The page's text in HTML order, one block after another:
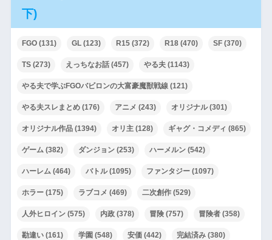
下)
FGO(131) GL(123) R15(372) R18(470) SF(370)
TS(273) えっちなお話(457) やる夫(1143)
やる夫で学ぶFGOバビロンの大富豪魔獣戦線(121)
やる夫スレまとめ(176) アニメ (243) オリジナル(301)
オリジナル作品(1394) オリ主(128) ギャグ・コメディ (865)
ゲーム (382) ダンジョン(253) ハーメルン(542)
ハーレム (464) バトル(1095) ファンタジー(1097)
ホラー(175) ラブコメ (469) 二次創作(529)
人外ヒロイン(575) 内政(378) 冒険(757) 冒険者(358)
勘違い(161) 学園 (548) 安価(442) 完結済み(380)